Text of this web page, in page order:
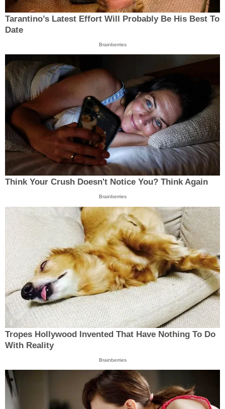
Tarantino’s Latest Effort Will Probably Be His Best To
Date
Brainberries
Think Your Crush Doesn't Notice You? Think Again
Brainberries
Tropes Hollywood Invented That Have Nothing To Do
With Reality
Brainberries